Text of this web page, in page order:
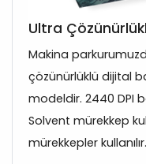
Ultra
Makina
çözünürlüklü dijital
modeldir. 2440 DPI
Solvent mürekkep
mürekkepler kullanılır.